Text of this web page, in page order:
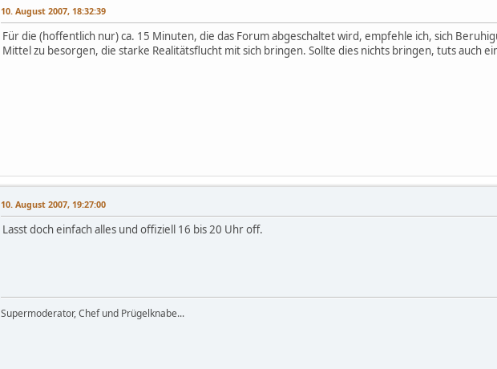
10. August 2007, 18:32:39
Für die (hoffentlich nur) ca. 15 Minuten, die das Forum abgeschaltet wird, empfehle ich, sich
Mittel zu besorgen, die starke Realitätsflucht mit sich bringen. Sollte dies nichts bringen, tuts auch
10. August 2007, 19:27:00
Lasst doch einfach alles und offiziell 16 bis 20 Uhr off.
Supermoderator, Chef und Prügelknabe...